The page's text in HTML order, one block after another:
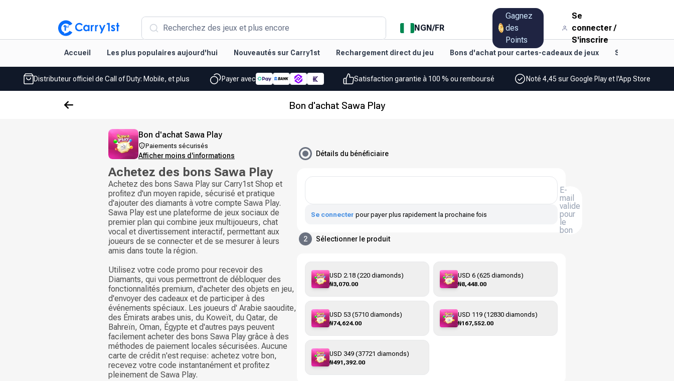
Recherchez des jeux et plus encore NGN/FR
Gagnez
des
Points
Se
connecter/
S'inscrire
Accueil Les plus populaires aujourd'hui Nouveautés sur Carry1st Rechargement direct du jeu Bons d'achat pour cartes-cadeaux de jeux Style de vie et
Distributeur officiel de Call of Duty: Mobile, et plus Payer avec Satisfaction garantie à 100 % ou remboursé Noté 4,45 sur Google Play et l'App Store
Bon d'achat Sawa Play
Bon d'achat Sawa Play
Paiements sécurisés
Afficher moins d'informations
Achetez des bons Sawa Play
Achetez des bons Sawa Play sur Carry1st Shop et
profitez d'un moyen rapide, sécurisé et pratique
d'ajouter des diamants à votre compte Sawa Play.
Sawa Play est une plateforme de jeux sociaux de
premier plan qui combine jeux multijoueurs, chat
vocal et divertissement interactif, permettant aux
joueurs de se connecter et de se mesurer à leurs
amis dans toute la région.
Utilisez votre code promo pour recevoir des
Diamants, qui vous permettront de débloquer des
fonctionnalités premium, d'acheter des objets en jeu,
d'envoyer des cadeaux et de participer à des
événements spéciaux. Les joueurs d' Arabie saoudite,
des Émirats arabes unis, du Koweït, du Qatar, de
Bahreïn, Oman, Égypte et d'autres pays peuvent
facilement acheter des bons Sawa Play grâce à des
méthodes de paiement locales sécurisées. Aucune
carte de crédit n'est requise: achetez votre bon,
recevez votre code instantanément et profitez
pleinement de Sawa Play.
Détails du bénéficiaire
E-
mail
valide
pour
le
bon
Se connecter pour payer plus rapidement la prochaine fois
2 Sélectionner le produit
USD 2.18 (220 diamonds)
₦3,070.00
USD 6 (625 diamonds)
₦8,448.00
USD 53 (5710 diamonds)
₦74,624.00
USD 119 (12830 diamonds)
₦167,552.00
USD 349 (37721 diamonds)
₦491,392.00